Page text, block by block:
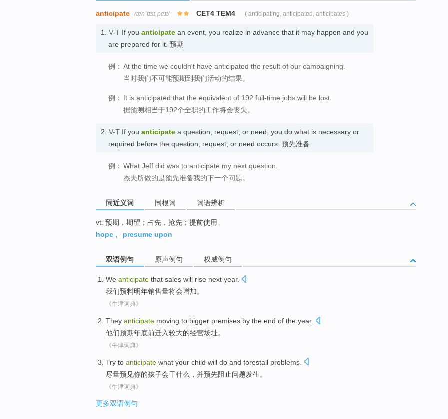
anticipate /ænˈtɪsɪˌpeɪt/ CET4 TEM4 ( anticipating, anticipated, anticipates )
1. V-T If you anticipate an event, you realize in advance that it may happen and you
are prepared for it. 预期
例： At the time we couldn't have anticipated the result of our campaigning.
当时我们不可能预期到我们活动的结果。
例： It is anticipated that the equivalent of 192 full-time jobs will be lost.
据预测相当于192个全职的工作将会丧失。
2. V-T If you anticipate a question, request, or need, you do what is necessary or
required before the question, request, or need occurs. 预先准备
例： What Jeff did was to anticipate my next question.
杰夫所做的是预先准备我的下一个问题。
同近义词 同根词 词语辨析
vt. 预期，期望；占先，抢先；提前使用
hope , presume upon
双语例句 原声例句 权威例句
We anticipate that sales will rise next year.
我们预料明年销售量将会增加。
《牛津词典》
They anticipate moving to bigger premises by the end of the year.
他们预期年底前迁入较大的经营场址。
《牛津词典》
Try to anticipate what your child will do and forestall problems
尽量预见你的孩子会干什么 ， 并预先阻止问题发生。
《牛津词典》
更多双语例句